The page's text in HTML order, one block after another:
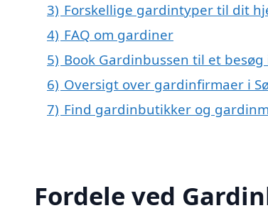
3) Forskellige gardintyper til dit
4) FAQ om gardiner
5) Book Gardinbussen til et
6) Oversigt over gardinfirmaer i
7) Find gardinbutikker og
Fordele ved